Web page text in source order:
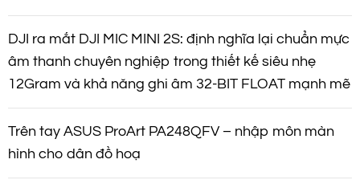
DJI ra mắt DJI MIC MINI 2S: định nghĩa lại chuẩn mực
âm thanh chuyên nghiệp trong thiết kế siêu nhẹ
12Gram và khả năng ghi âm 32-BIT FLOAT mạnh mẽ
Trên tay ASUS ProArt PA248QFV – nhập môn màn
hình cho dân đồ hoạ